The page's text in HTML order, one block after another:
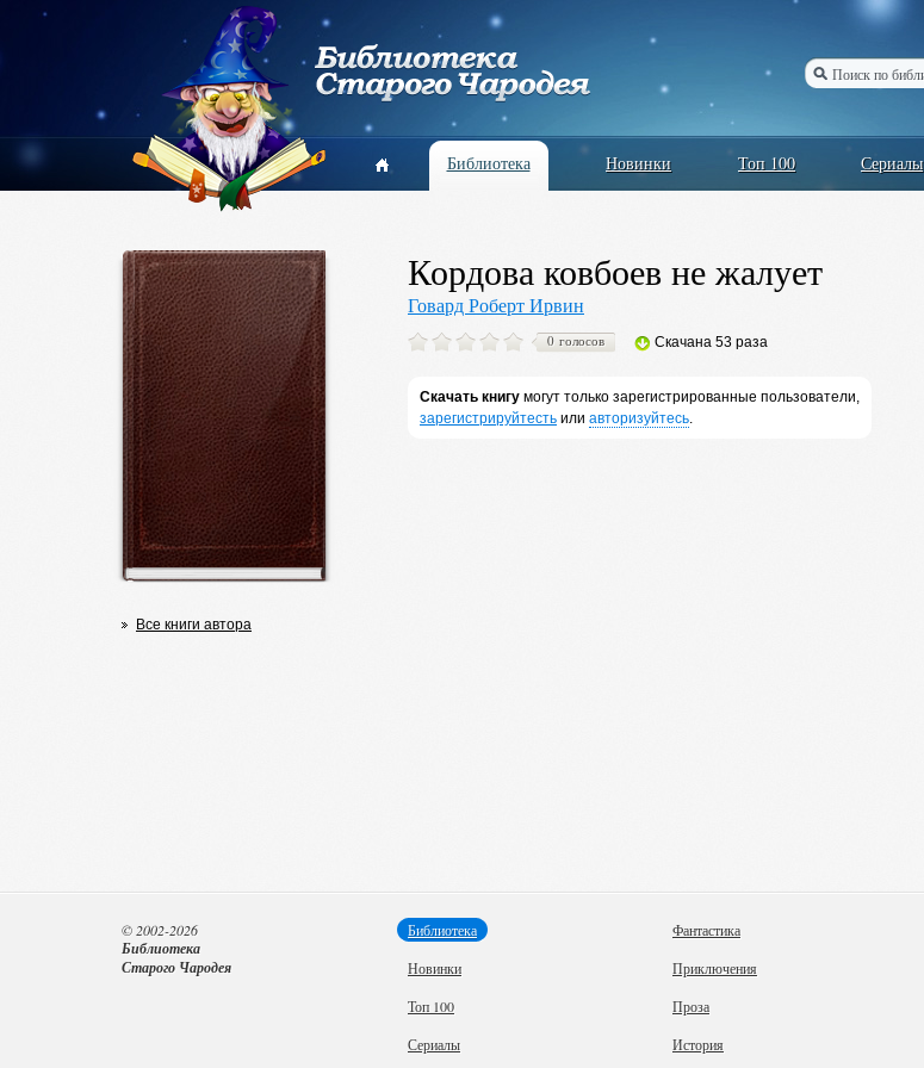
Библиотека Новинки Топ 100 Сериалы
Все книги автора
Кордова ковбоев не жалует
Говард Роберт Ирвин
0 голосов Скачана 53 раза
Скачать книгу могут только зарегистрированные пользователи,
зарегистрируйтесть или авторизуйтесь.
Библиотека
Новинки
Топ 100
Сериалы
Фантастика
Приключения
Проза
История
© 2002-2026
Библиотека
Старого Чародея